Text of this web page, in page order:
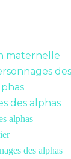
maternelle
des alphas
alphas
des alphas